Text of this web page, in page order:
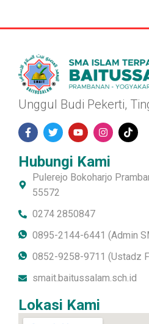
Unggul Budi Pekerti,
Hubungi Kami
Pulerejo Bokoharjo
55572
0274 2850847
0895-2144-6441 (Admin
0852-9258-9711 (Ustadz
smait.baitussalam.sch.id
Lokasi Kami